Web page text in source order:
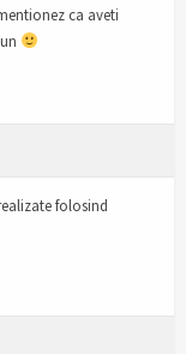
ca aveti
folosind